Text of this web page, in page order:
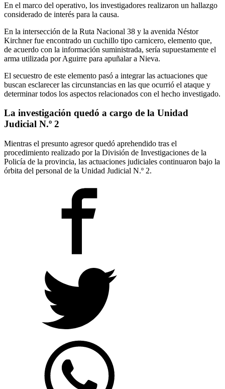
En el marco del operativo, los investigadores realizaron un hallazgo
considerado de interés para la causa.
En la intersección de la Ruta Nacional 38 y la avenida Néstor
Kirchner fue encontrado un cuchillo tipo carnicero, elemento que,
de acuerdo con la información suministrada, sería supuestamente el
arma utilizada por Aguirre para apuñalar a Nieva.
El secuestro de este elemento pasó a integrar las actuaciones que
buscan esclarecer las circunstancias en las que ocurrió el ataque y
determinar todos los aspectos relacionados con el hecho investigado.
La investigación quedó a cargo de la Unidad
Judicial N.º 2
Mientras el presunto agresor quedó aprehendido tras el
procedimiento realizado por la División de Investigaciones de la
Policía de la provincia, las actuaciones judiciales continuaron bajo la
órbita del personal de la Unidad Judicial N.º 2.